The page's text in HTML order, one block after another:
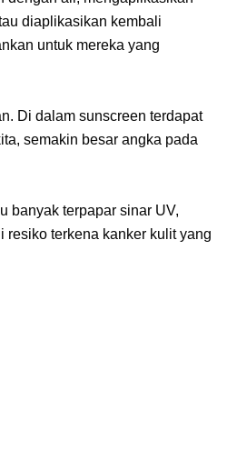
diaplikasikan kembali
untuk mereka yang
Di dalam sunscreen terdapat
semakin besar angka pada
banyak terpapar sinar UV,
resiko terkena kanker kulit yang